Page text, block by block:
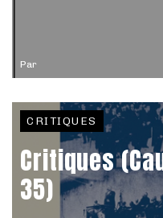
Par
CRITIQUES
Critiques
35)